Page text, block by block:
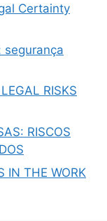
Certainty
segurança
RISKS
RISCOS
IN THE WORK